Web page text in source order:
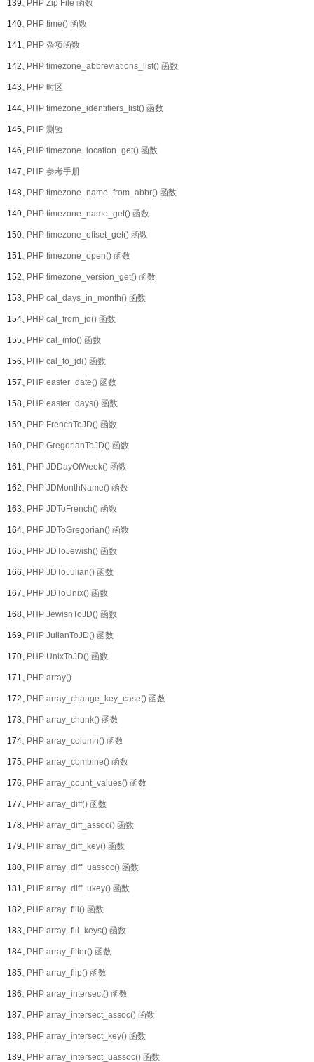
139、PHP Zip File 函数
140、PHP time() 函数
141、PHP 杂项函数
142、PHP timezone_abbreviations_list() 函数
143、PHP 时区
144、PHP timezone_identifiers_list() 函数
145、PHP 测验
146、PHP timezone_location_get() 函数
147、PHP 参考手册
148、PHP timezone_name_from_abbr() 函数
149、PHP timezone_name_get() 函数
150、PHP timezone_offset_get() 函数
151、PHP timezone_open() 函数
152、PHP timezone_version_get() 函数
153、PHP cal_days_in_month() 函数
154、PHP cal_from_jd() 函数
155、PHP cal_info() 函数
156、PHP cal_to_jd() 函数
157、PHP easter_date() 函数
158、PHP easter_days() 函数
159、PHP FrenchToJD() 函数
160、PHP GregorianToJD() 函数
161、PHP JDDayOfWeek() 函数
162、PHP JDMonthName() 函数
163、PHP JDToFrench() 函数
164、PHP JDToGregorian() 函数
165、PHP JDToJewish() 函数
166、PHP JDToJulian() 函数
167、PHP JDToUnix() 函数
168、PHP JewishToJD() 函数
169、PHP JulianToJD() 函数
170、PHP UnixToJD() 函数
171、PHP array()
172、PHP array_change_key_case() 函数
173、PHP array_chunk() 函数
174、PHP array_column() 函数
175、PHP array_combine() 函数
176、PHP array_count_values() 函数
177、PHP array_diff() 函数
178、PHP array_diff_assoc() 函数
179、PHP array_diff_key() 函数
180、PHP array_diff_uassoc() 函数
181、PHP array_diff_ukey() 函数
182、PHP array_fill() 函数
183、PHP array_fill_keys() 函数
184、PHP array_filter() 函数
185、PHP array_flip() 函数
186、PHP array_intersect() 函数
187、PHP array_intersect_assoc() 函数
188、PHP array_intersect_key() 函数
189、PHP array_intersect_uassoc() 函数